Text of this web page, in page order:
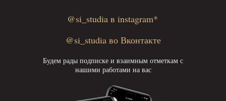
@si_studia в instagram*
@si_studia во Вконтакте
Будем рады подписке и взаимным отметкам с
нашими работами на вас